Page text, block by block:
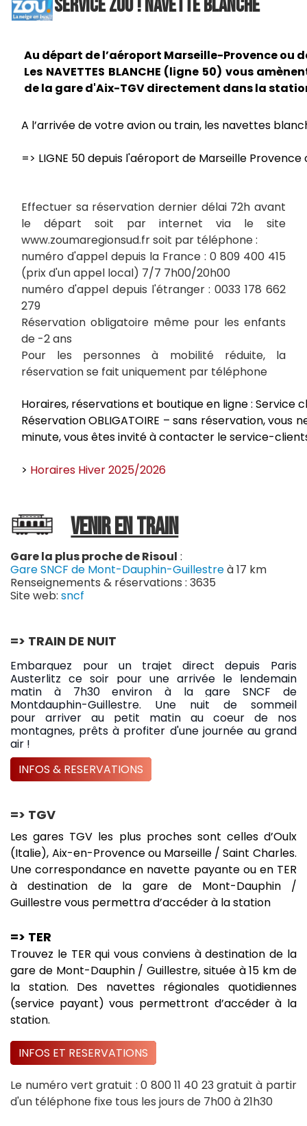
SERVICE ZOU ! NAVETTE BLANCHE
Au départ de l’aéroport Marseille-Provence ou
Les NAVETTES BLANCHE (ligne 50) vous
de la gare d'Aix-TGV directement dans la
A l’arrivée de votre avion ou train, les navettes
=> LIGNE 50 depuis l'aéroport de Marseille Provence
Effectuer sa réservation dernier délai 72h avant
le départ soit par internet via le site
www.zoumaregionsud.fr soit par téléphone :
numéro d'appel depuis la France : 0 809 400 415
(prix d'un appel local) 7/7 7h00/20h00
numéro d'appel depuis l'étranger : 0033 178 662
279​
Réservation obligatoire même pour les enfants
de -2 ans
Pour les personnes à mobilité réduite, la
réservation se fait uniquement par téléphone
Horaires, réservations et boutique en ligne : Service
Réservation OBLIGATOIRE – sans réservation,
minute, vous êtes invité à contacter le service-
> Horaires Hiver 2025/2026
VENIR EN TRAIN
Gare la plus proche de Risoul :
Gare SNCF de Mont-Dauphin-Guillestreà 17 km
Renseignements & réservations : 3635
Site web:sncf
=> TRAIN DE NUIT
Embarquez pour un trajet direct depuis Paris
Austerlitz ce soir pour une arrivée le lendemain
matin à 7h30 environ à la gare SNCF de
Montdauphin-Guillestre. Une nuit de sommeil
pour arriver au petit matin au coeur de nos
montagnes, prêts à profiter d'une journée au grand
air !
INFOS & RESERVATIONS
=> TGV
Les gares TGV les plus proches sont celles d’Oulx
(Italie), Aix-en-Provence ou Marseille / Saint Charles.
Une correspondance en navette payante ou en TER
à destination de la gare de Mont-Dauphin /
Guillestre vous permettra d’accéder à la station
=> TER
Trouvez le TER qui vous conviens à destination de la
gare de Mont-Dauphin / Guillestre, située à 15 km de
la station. Des navettes régionales quotidiennes
(service payant) vous permettront d’accéder à la
station.
INFOS ET RESERVATIONS
Le numéro vert gratuit : 0 800 11 40 23 gratuit à partir
d'un téléphone fixe tous les jours de 7h00 à 21h30